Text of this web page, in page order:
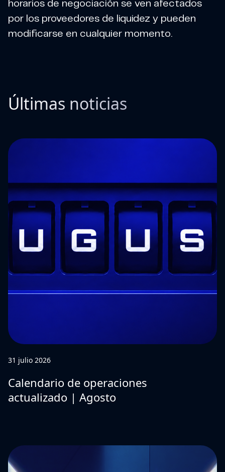
horarios de negociación se ven afectados
por los proveedores de liquidez y pueden
modificarse en cualquier momento.
Últimas noticias
31 julio 2026
Calendario de operaciones
actualizado | Agosto